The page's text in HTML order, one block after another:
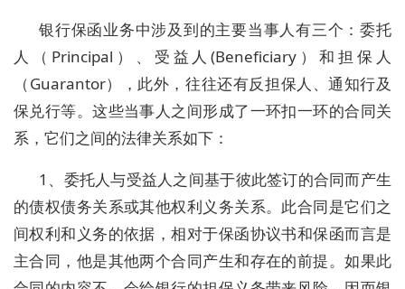
银行保函业务中涉及到的主要当事人有三个：委托
人（Principal）、受益人(Beneficiary）和担保人
（Guarantor），此外，往往还有反担保人、通知行及
保兑行等。这些当事人之间形成了一环扣一环的合同关
系，它们之间的法律关系如下：
1、委托人与受益人之间基于彼此签订的合同而产生
的债权债务关系或其他权利义务关系。此合同是它们之
间权利和义务的依据，相对于保函协议书和保函而言是
主合同，他是其他两个合同产生和存在的前提。如果此